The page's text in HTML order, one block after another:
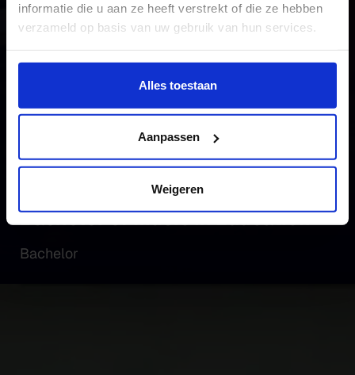
informatie die u aan ze heeft verstrekt of die ze hebben
verzameld op basis van uw gebruik van hun services.
Wil je meer weten of de voorkeur aanpassen, bekijk dan
https://www.hku.nl/privacy-statement-en-
Alles toestaan
Aanpassen
Weigeren
Bachelor of Music in Education
Bachelor